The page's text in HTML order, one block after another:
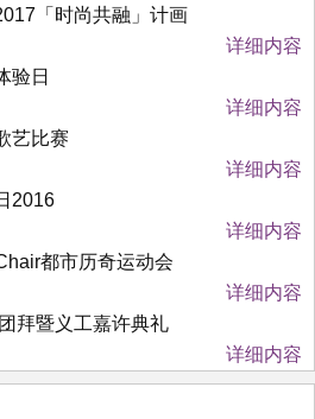
「时尚共融」计画
详细内容
验日
详细内容
艺比赛
详细内容
2016
详细内容
都市历奇运动会
详细内容
拜暨义工嘉许典礼
详细内容